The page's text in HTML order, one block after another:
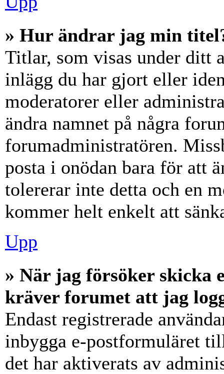
» Hur ändrar jag min
Titlar, som visas under ditt
inlägg du har gjort eller
moderatorer eller
ändra namnet på några
forumadministratören.
posta i onödan bara för att
tolererar inte detta och en
kommer helt enkelt att
Upp
» När jag försöker skicka
kräver forumet att jag
Endast registrerade
inbygga e-postformuläret
det har aktiverats av